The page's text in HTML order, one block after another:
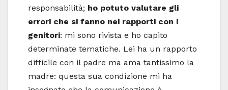
responsabilità; ho potuto valutare gli
errori che si fanno nei rapporti con i
genitori: mi sono rivista e ho capito
determinate tematiche. Lei ha un rapporto
difficile con il padre ma ama tantissimo la
madre: questa sua condizione mi ha